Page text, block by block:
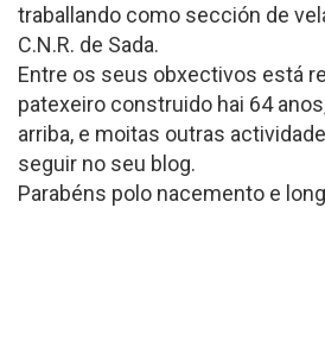
traballando como sección de
C.N.R. de Sada.
Entre os seus obxectivos está
patexeiro construido hai 64
arriba, e moitas outras
seguir no seu blog.
Parabéns polo nacemento e